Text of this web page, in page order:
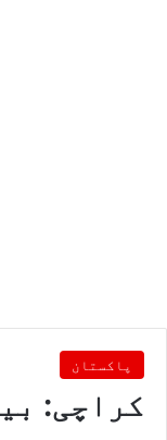
پاکستان
کراچی: